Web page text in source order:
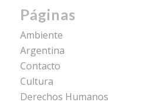
Páginas
Ambiente
Argentina
Contacto
Cultura
Derechos Humanos